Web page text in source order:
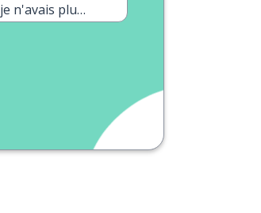
je n'avais plus